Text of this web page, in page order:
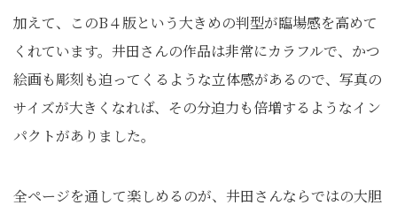
加えて、このB４版という大きめの判型が臨場感を高めて
くれています。井田さんの作品は非常にカラフルで、かつ
絵画も彫刻も迫ってくるような立体感があるので、写真の
サイズが大きくなれば、その分迫力も倍増するようなイン
パクトがありました。
全ページを通して楽しめるのが、井田さんならではの大胆